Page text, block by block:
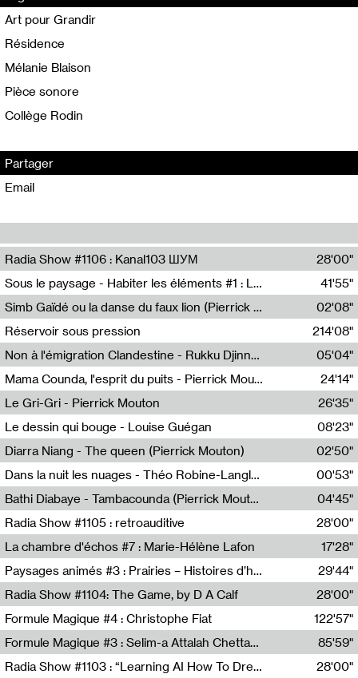
Radia Show #1106 : Kanal103 ШУМ
Kanal103
28'00"
Sous le paysage - Habiter les éléments #1 : Les éléments et les débordements du vivant
Nastassja Martin
41'55"
Simb Gaïdé ou la danse du faux lion (Pierrick Mouton)
Pierrick Mouton,Simb Gaïdé
02'08"
Réservoir sous pression
214'08"
Non à l'émigration Clandestine - Rukku Djinne Squad (Eden Tinto Collins)
Eden Tinto Collins,Rukku Djinne
05'04"
Mama Counda, l'esprit du puits - Pierrick Mouton
Pierrick Mouton
24'14"
Le Gri-Gri - Pierrick Mouton
Pierrick Mouton
26'35"
Le dessin qui bouge - Louise Guégan
Louise Guégan
08'23"
Diarra Niang - The queen (Pierrick Mouton)
Pierrick Mouton,Diarra Niang
02'50"
Dans la nuit les nuages - Théo Robine-Langlois
Théo Robine-Langlois,LD Beat
00'53"
Bathi Diabaye - Tambacounda (Pierrick Mouton)
Pierrick Mouton,Bathi Diabaye
04'45"
Radia Show #1105 : retroauditive
Soundart Radio
28'00"
La chambre d'échos #7 : Marie-Hélène Lafon
Revue Les Chambres,Marie-Hélène Lafon
17'28"
Paysages animés #3 : Prairies – Histoires d’herbes et d’humains
Anne Simon
29'44"
Radia Show #1104: The Game, by D A Calf
Radio One NZ
28'00"
Formule Magique #4 : Christophe Fiat
Nathalie Lacroix
122'57"
Formule Magique #3 : Selim-a Attalah Chettaoui
Nathalie Lacroix,Selim-a Attalah Chettaoui
85'59"
Radia Show #1103 : “Learning AI How To Dream” by Sebastian Dingens (Radio Campus Bruxelles)
28'00"
Art pour Grandir
Résidence
Mélanie Blaison
Pièce sonore
Collège Rodin
Partager
Email